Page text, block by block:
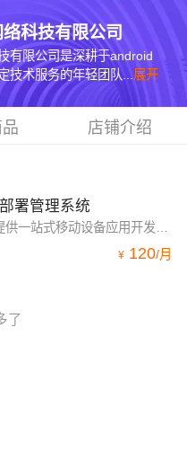
科技有限公司
有限公司是深耕于android
技术服务的年轻团队... 展开
店铺介绍
署管理系统
基于阿里云云手机提供一站式移动设备应用开发、运维环境，极大降低云手机部署门槛，提供可视化运维后台和可编程API，大大提升云手机在前端场景使用时便捷性、易用性。
¥ 120/月
了